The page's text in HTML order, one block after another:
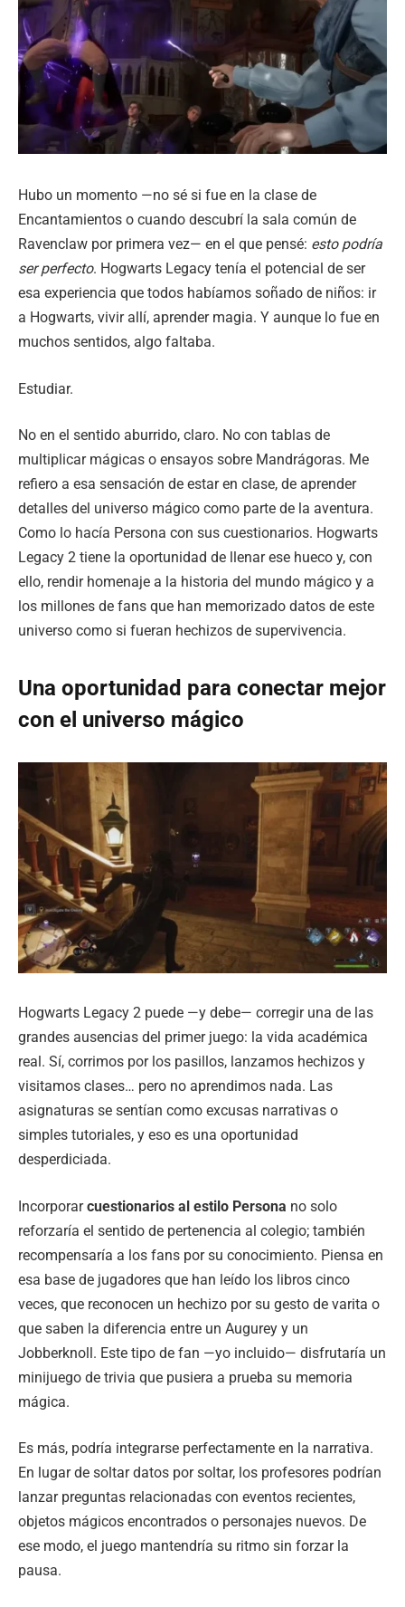
Hubo un momento —no sé si fue en la clase de
Encantamientos o cuando descubrí la sala común de
Ravenclaw por primera vez— en el que pensé: esto podría
ser perfecto. Hogwarts Legacy tenía el potencial de ser
esa experiencia que todos habíamos soñado de niños: ir
a Hogwarts, vivir allí, aprender magia. Y aunque lo fue en
muchos sentidos, algo faltaba.
Estudiar.
No en el sentido aburrido, claro. No con tablas de
multiplicar mágicas o ensayos sobre Mandrágoras. Me
refiero a esa sensación de estar en clase, de aprender
detalles del universo mágico como parte de la aventura.
Como lo hacía Persona con sus cuestionarios. Hogwarts
Legacy 2 tiene la oportunidad de llenar ese hueco y, con
ello, rendir homenaje a la historia del mundo mágico y a
los millones de fans que han memorizado datos de este
universo como si fueran hechizos de supervivencia.
Una oportunidad para conectar mejor
con el universo mágico
Hogwarts Legacy 2 puede —y debe— corregir una de las
grandes ausencias del primer juego: la vida académica
real. Sí, corrimos por los pasillos, lanzamos hechizos y
visitamos clases… pero no aprendimos nada. Las
asignaturas se sentían como excusas narrativas o
simples tutoriales, y eso es una oportunidad
desperdiciada.
Incorporarcuestionarios al estilo Persona no solo
reforzaría el sentido de pertenencia al colegio; también
recompensaría a los fans por su conocimiento. Piensa en
esa base de jugadores que han leído los libros cinco
veces, que reconocen un hechizo por su gesto de varita o
que saben la diferencia entre un Augurey y un
Jobberknoll. Este tipo de fan —yo incluido— disfrutaría un
minijuego de trivia que pusiera a prueba su memoria
mágica.
Es más, podría integrarse perfectamente en la narrativa.
En lugar de soltar datos por soltar, los profesores podrían
lanzar preguntas relacionadas con eventos recientes,
objetos mágicos encontrados o personajes nuevos. De
ese modo, el juego mantendría su ritmo sin forzar la
pausa.